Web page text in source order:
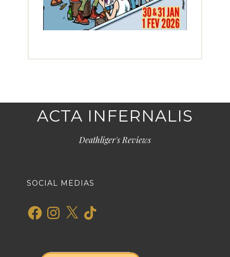
ACTA INFERNALIS
Deathliger's Reviews
SOCIAL MEDIAS
FacebookInstagram
X TikTok